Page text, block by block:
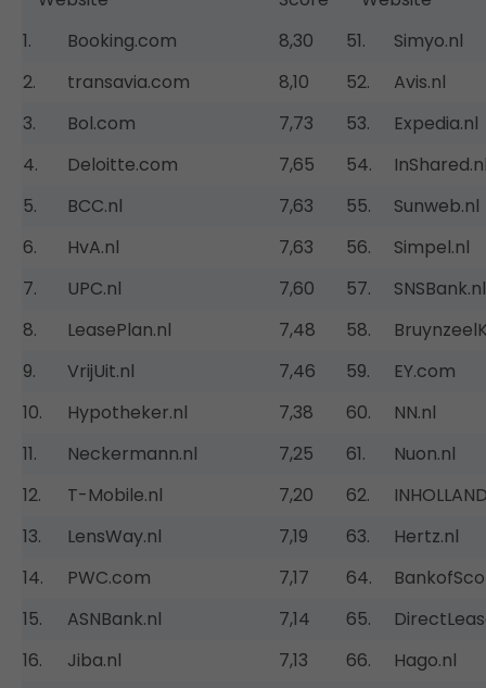
1.
Booking.com 8,30 51.
Simyo.nl
2.
transavia.com 8,10 52.
Avis.nl
3.
Bol.com 7,73 53.
Expedia.nl
4.
Deloitte.com 7,65 54.
5.
BCC.nl 7,63 55.
Sunweb.nl
6.
HvA.nl 7,63 56.
Simpel.nl
7.
UPC.nl 7,60 57.
SNSBank.nl
8.
LeasePlan.nl 7,48 58.
9.
VrijUit.nl 7,46 59.
EY.com
10.
Hypotheker.nl 7,38 60.
NN.nl
11.
Neckermann.nl 7,25 61.
Nuon.nl
12.
T-Mobile.nl 7,20 62.
13.
LensWay.nl 7,19 63.
Hertz.nl
14.
PWC.com 7,17 64.
15.
ASNBank.nl 7,14 65.
16.
Jiba.nl 7,13 66.
Hago.nl